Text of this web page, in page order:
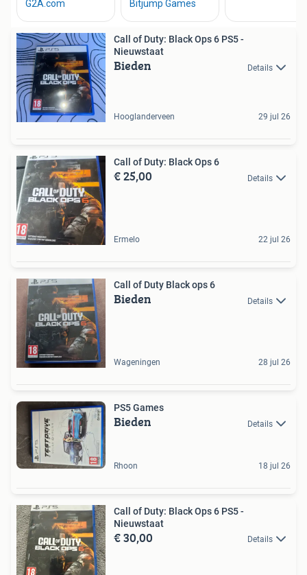
Call of Duty: Black Ops 6 PS5 -
Nieuwstaat
Bieden Details
Hooglanderveen 29 jul 26
Call of Duty: Black Ops 6
€ 25,00 Details
Ermelo 22 jul 26
Call of Duty Black ops 6
Bieden Details
Wageningen 28 jul 26
PS5 Games
Bieden Details
Rhoon 18 jul 26
Call of Duty: Black Ops 6 PS5 -
Nieuwstaat
€ 30,00 Details